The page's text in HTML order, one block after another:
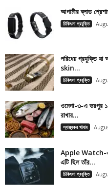
আগামীর ব্লাড
চিকিৎসা প্রযুক্তি
পরিধেয় প্রযুক্তি
skin...
চিকিৎসা প্রযুক্তি
ওমেগা-৩-এ ভরপুর
রাখার...
স্বাস্থ্যকর খাবার
Apple Watch-এর
এটি ছিল তাঁর...
চিকিৎসা প্রযুক্তি